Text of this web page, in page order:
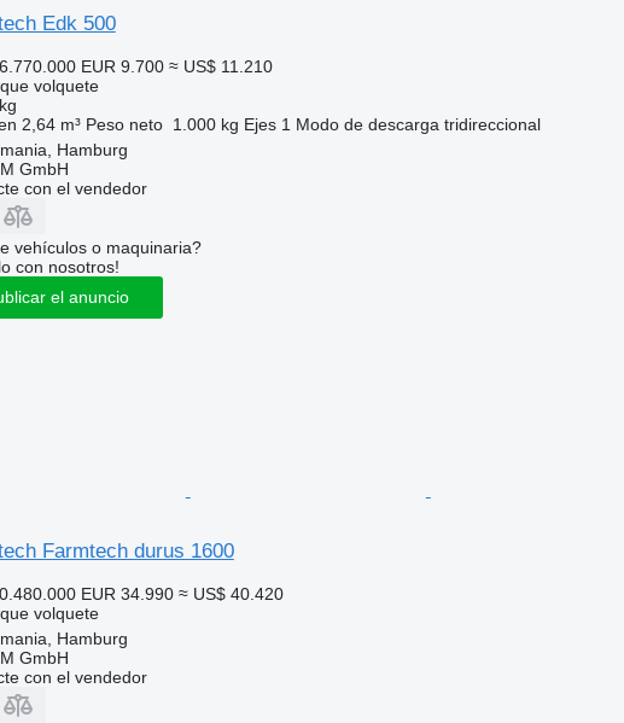
Edk 500
EUR 9.700 ≈ US$ 11.210
volquete
2,64 m³ Peso neto 1.000 kg Ejes 1 Modo de descarga tridireccional
Hamburg
GmbH
con el vendedor
vehículos o maquinaria?
con nosotros!
el anuncio
Farmtech durus 1600
EUR 34.990 ≈ US$ 40.420
volquete
Hamburg
GmbH
con el vendedor